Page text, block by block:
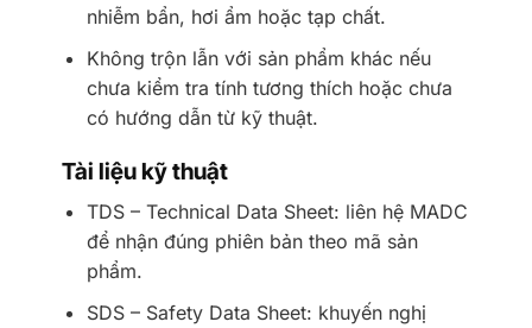
nhiễm bẩn, hơi ẩm hoặc tạp chất.
Không trộn lẫn với sản phẩm khác nếu
chưa kiểm tra tính tương thích hoặc chưa
có hướng dẫn từ kỹ thuật.
Tài liệu kỹ thuật
TDS – Technical Data Sheet: liên hệ MADC
để nhận đúng phiên bản theo mã sản
phẩm.
SDS – Safety Data Sheet: khuyến nghị